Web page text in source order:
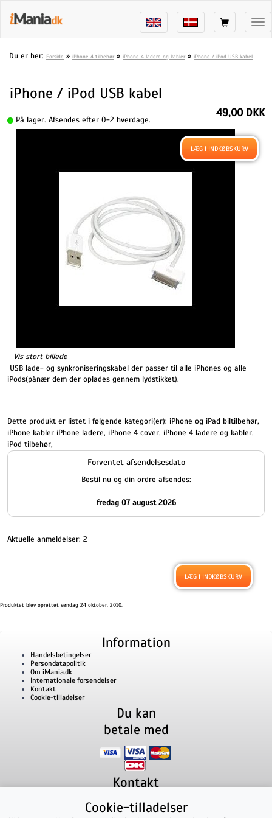
Du er her: Forside » iPhone 4 tilbehør » iPhone 4 ladere og kabler » iPhone / iPod USB kabel
iPhone / iPod USB kabel
På lager. Afsendes efter 0-2 hverdage.
Vis stort billede
49,00 DKK
USB lade- og synkroniseringskabel der passer til alle iPhones og alle
iPods(pånær dem der oplades gennem lydstikket).
Dette produkt er listet i følgende kategori(er): iPhone og iPad biltilbehør,
iPhone kabler iPhone ladere, iPhone 4 cover, iPhone 4 ladere og kabler,
iPod tilbehør,
Forventet afsendelsesdato
Bestil nu og din ordre afsendes:
fredag 07 august 2026
Aktuelle anmeldelser: 2
Produktet blev oprettet søndag 24 oktober, 2010.
Information
Handelsbetingelser
Persondatapolitik
Om iMania.dk
Internationale forsendelser
Kontakt
Cookie-tilladelser
Du kan
betale med
Kontakt
Lillevorde Kær 29280 Storvorde
CVR nummer: 33182805 | E-mail: kontakt@imania.dk
Cookie-tilladelser